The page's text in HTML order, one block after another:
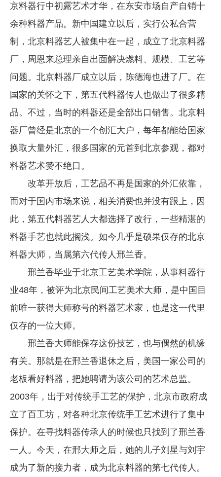
京料器行中初露艺术才华，在东安市场自产自销十
余种料器产品。新中国建立以后，实行公私合营
制，北京料器艺人被集中在一起，成立了北京料器
厂，周恩来总理亲自出面解决燃料、规模、工艺等
问题。北京料器厂成立以后，陈德海也进了厂。在
国家的关怀之下，第五代料器传人也做出了很多精
品。不过，当时的料器还是全部出口销售。北京料
器厂曾经是北京的一个创汇大户，每年都能给国家
换取大量外汇，很多国家的元首到北京参观，都对
料器艺术赞不绝口。
改革开放后，工艺品不再是国家的外汇依靠，
而对于国内市场来说，相关消费也并没有跟上，因
此，第五代料器艺人大都选择了改行，一些精湛的
料器手艺也就此搁浅。如今几乎是硕果仅存的北京
料器大师，当属第六代传人邢兰香。
邢兰香毕业于北京工艺美术学院，从事料器行
业48年，被评为北京民间工艺美术大师，是中国目
前唯一获得大师称号的料器艺术家，也是这一代里
仅存的一位大师。
邢兰香大师能保存这份技艺，也与偶然的机缘
有关。那就是在邢兰香退休之后，美国一家公司的
老板看好料器，把她聘请为该公司的艺术总监。
2003年，出于对传统手工艺的保护，北京市政府成
立了百工坊，对各种北京传统手工艺术进行了集中
保护。在寻找料器传承人的时候也只找到了邢兰香
一人。今天，在邢大师之后，她的儿子刘星与刘宇
成为了新的接力者，成为北京料器的第七代传人。